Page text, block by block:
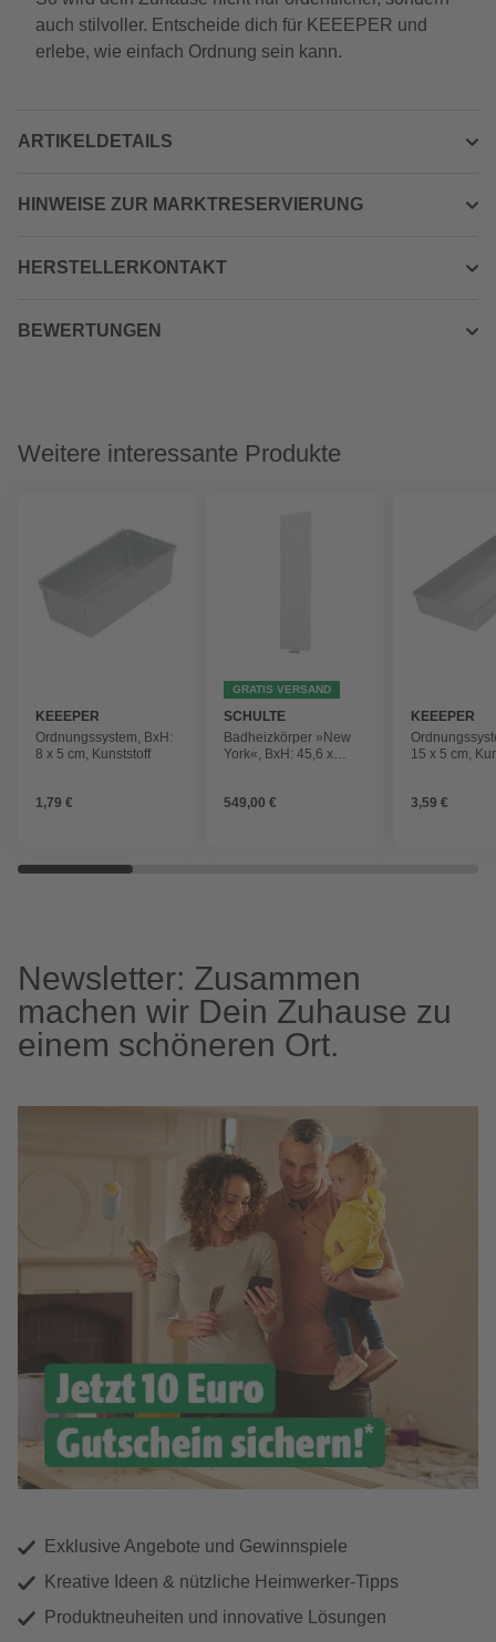
auch stilvoller. Entscheide dich für KEEEPER und
erlebe, wie einfach Ordnung sein kann.
ARTIKELDETAILS
HINWEISE ZUR MARKTRESERVIERUNG
HERSTELLERKONTAKT
BEWERTUNGEN
Weitere interessante Produkte
KEEEPER
Ordnungssystem, BxH:
8 x 5 cm, Kunststoff
1,79 €
GRATIS VERSAND
SCHULTE
Badheizkörper »New
York«, BxH: 45,6 x
549,00 €
KEEEPER
15 x 5 cm,
3,59 €
Newsletter: Zusammen
machen wir Dein Zuhause zu
einem schöneren Ort.
Exklusive Angebote und Gewinnspiele
Kreative Ideen & nützliche Heimwerker-Tipps
Produktneuheiten und innovative Lösungen